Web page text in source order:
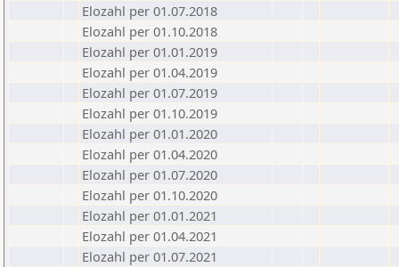
Elozahl per 01.07.2018
Elozahl per 01.10.2018
Elozahl per 01.01.2019
Elozahl per 01.04.2019
Elozahl per 01.07.2019
Elozahl per 01.10.2019
Elozahl per 01.01.2020
Elozahl per 01.04.2020
Elozahl per 01.07.2020
Elozahl per 01.10.2020
Elozahl per 01.01.2021
Elozahl per 01.04.2021
Elozahl per 01.07.2021